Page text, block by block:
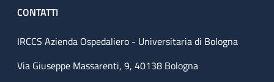
CONTATTI
IRCCS Azienda Ospedaliero - Universitaria di Bologna
Via Giuseppe Massarenti, 9, 40138 Bologna